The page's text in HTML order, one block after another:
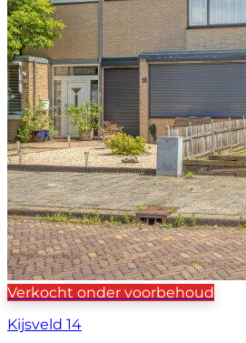
Verkocht onder voorbehoud
Kijsveld 14